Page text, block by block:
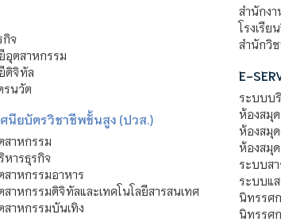
กิจ
อุตสาหกรรม
ดิจิทัล
รนวัต
นียบัตรวิชาชีพชั้นสูง (ปวส.)
สาหกรรม
หารธุรกิจ
สาหกรรมอาหาร
าหกรรมดิจิทัลและเทคโนโลยีสารสนเทศ
สาหกรรมบันเทิง
สำนักง
โรงเรีย
สำนักวิ
E-
ระบบบริ
ห้องสมุด
ห้องสมุ
ห้องสมุด
ระบบส
ระบบแ
นิทรรศ
นิทรรศ